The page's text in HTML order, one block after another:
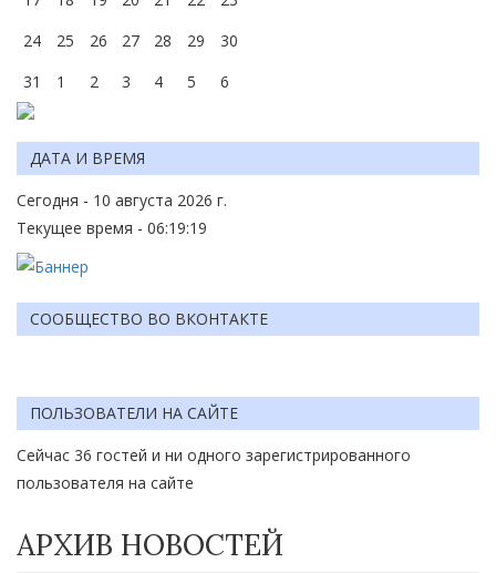
24
25 26 27 28 29
30
31
1 2 3 4 5 6
ДАТА И ВРЕМЯ
Сегодня - 10 августа 2026 г.
Текущее время - 06:19:19
СООБЩЕСТВО ВО ВКОНТАКТЕ
ПОЛЬЗОВАТЕЛИ НА САЙТЕ
Сейчас 36 гостей и ни одного зарегистрированного
пользователя на сайте
АРХИВ НОВОСТЕЙ